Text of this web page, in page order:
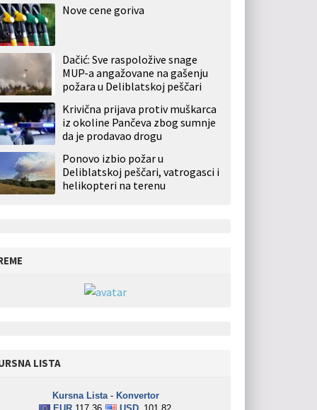
Nove cene goriva
Dačić: Sve raspoložive snage
MUP-a angažovane na gašenju
požara u Deliblatskoj peščari
Krivična prijava protiv muškarca
iz okoline Pančeva zbog sumnje
da je prodavao drogu
Ponovo izbio požar u
Deliblatskoj peščari, vatrogasci i
helikopteri na terenu
LISTA